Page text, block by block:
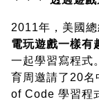
2011年，美國
電玩遊戲一樣有
一起學習寫程式
育周邀請了20名
of Code 學習程